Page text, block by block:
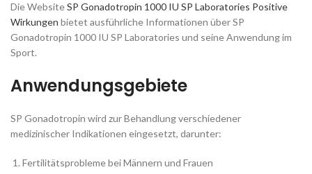
Die WebsiteSP Gonadotropin 1000 IU SP Laboratories Positive
Wirkungen bietet ausführliche Informationen über SP
Gonadotropin 1000 IU SP Laboratories und seine Anwendung im
Sport.
Anwendungsgebiete
SP Gonadotropin wird zur Behandlung verschiedener
medizinischer Indikationen eingesetzt, darunter:
Fertilitätsprobleme bei Männern und Frauen